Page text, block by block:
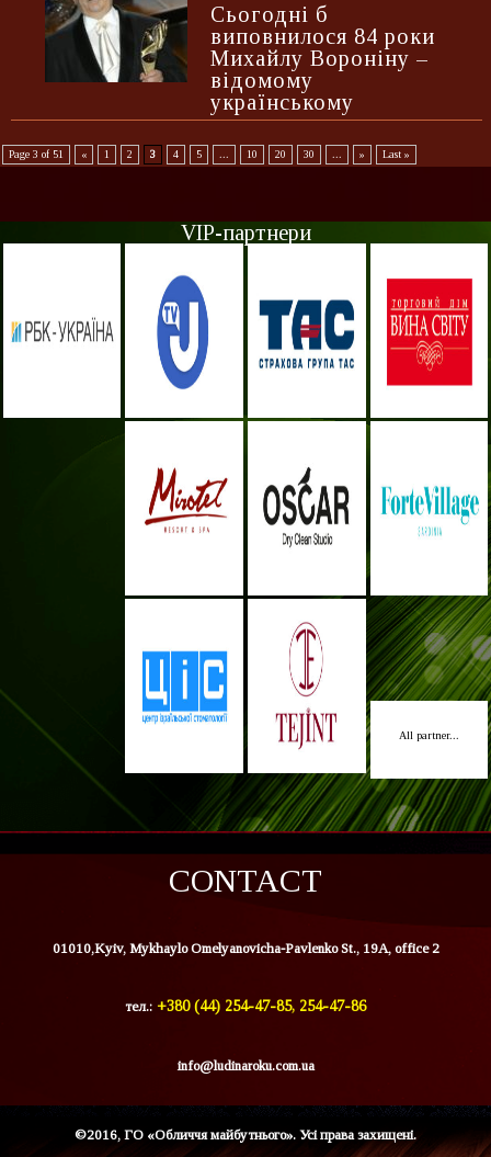
Сьогодні б
виповнилося 84 роки
Михайлу Вороніну –
відомому
українському
дизайнеру та
модельєру
Page 3 of 51 « 1 2 3 4 5 ... 10 20 30 ... » Last »
VIP-партнери
All partner...
CONTACT
01010,Kyiv, Mykhaylo Omelyanovicha-Pavlenko St., 19A, office 2
тел.: +380 (44) 254-47-85, 254-47-86
info@ludinaroku.com.ua
©2016, ГО «Обличчя майбутнього». Усі права захищені.